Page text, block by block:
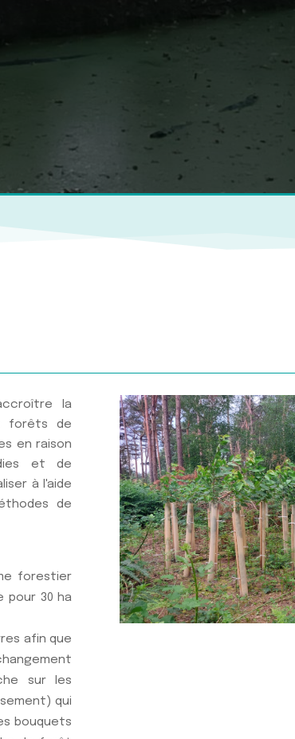
la
forêts de
en raison
et de
à l'aide
de
forestier
pour 30 ha
afin que
sur les
qui
bouquets